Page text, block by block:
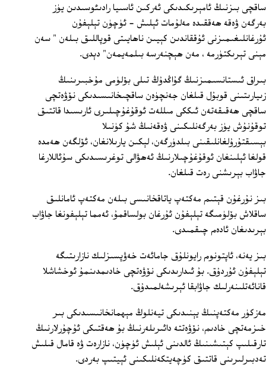
ساقچى بىزنىڭ ئامېرىكىدىكى ئەركىن ئاسىيا رادىئوسىدىن يۈز
بەرگەن ۋەقە ھەققىدە مەلۇمات ئېلىش - ئۈچۈن تېلېفۇن
ئۇرغانلىغىمىزنى ئۇققاندىن كېيىن ناھايىتى قوپاللىق بىلەن " سەن
مېنى تېرىكتۈرمە ، مەن ھېچنەرسە بىلمەيمەن" دېدى.
بىراق ئىستانسىمىزنىڭ گۇاڭدۇڭ تىلى بۆلۈمى مۇخبىرىنىڭ
زىيارىتىنى قوبۇل قىلغان جەنچۈەن ساقچىخانىسىدىكى نۆۋەتچى
ساقچى ھەقىقەتەن ئىككى مىللەت ئوقۇغۇچىلىرى ئارىسىدا قاتتىق
توقۇنۇش يۈز بەرگەنلىكىنى ۋەقەنىڭ شۇ كۈنىلا
بېسىقتۇرۇلغانلىقىنى بىلدۈرگەن، لېكىن يارىلانغان، ئۆلگەن ھەمدە
قولغا ئېلىنغان ئوقۇغۇچىلارنىڭ ئەھۋالى توغرىسىدىكى سۇئاللارغا
جاۋاب بېرىشنى رەت قىلغان.
بىز نۇرغۇن قېتىم مەكتەپ ياتاقخانىسى بىلەن مەكتەپ ئامانلىق
ساقلاش بۆلۈمىگە تېلېفۇن ئۇرغان بولساقمۇ، ئەمما تېلېفونغا جاۋاب
بېرىدىغان ئادەم چىقمىدى.
بىز يەنە، ئاپتونوم رايونلۇق جامائەت خەۋپسىزلىك نازارىتىگە
تېلېفۇن ئۇردۇق. بۇ ئىدارىدىكى نۆۋەتچى خادىمدىنمۇ ئوخشاشلا
قانائەتلىنەرلىك جاۋابقا ئېرىشەلمىدۇق.
مەزكۈر مەكتەپنىڭ يېنىدىكى تيەنلوڭ مېھمانخانىسىدىكى بىر
خىزمەتچى خادىم، نۆۋەتتە دائىرىلەرنىڭ بۇ ھەقتىكى ئۇچۇرلارنىڭ
تارقىلىپ كېتىشىنىڭ ئالدىنى ئېلىش ئۈچۈن، نازارەت ۋە قامال قىلىش
تەدبىرلىرىنى قاتتىق كۈچەيتكەنلىكىنى ئېيتىپ بەردى.